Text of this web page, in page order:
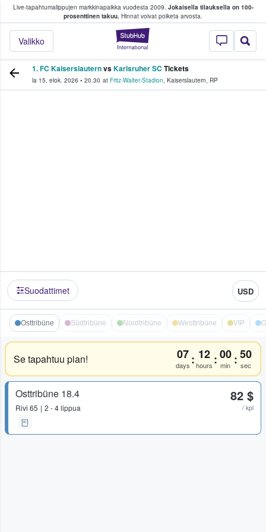
Live-tapahtumalippujen markkinapaikka vuodesta 2009. Jokaisella tilauksella on 100-
prosenttinen takuu. Hinnat voivat poiketa arvosta.
StubHub -
Valikko
fanit ostavat ja myyvät lippuja
1. FC KaiserslauternvsKarlsruher SC Tickets
la 15. elok. 2026 • 20.30 at Fritz-Walter-Stadion, Kaiserslautern, RP
Suodattimet USD
Osttribüne Südtribüne Nordtribüne Westtribüne VIP
Se tapahtuu pian! 07
days : 12
hours :00
min :50
sec
Osttribüne 18.4
Rivi 65 2 - 4 lippua
82 $
/ kpl